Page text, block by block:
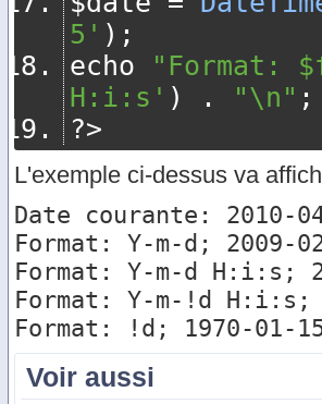
5' );
echo
"Format:
H:i:s' ) . "\n" ;
?>
L'exemple ci-dessus va
Date courante: 2010-
Format: Y-m-d; 2009-
Format: Y-m-d H:i:s;
Format: Y-m-!d H:i:s;
Voir aussi